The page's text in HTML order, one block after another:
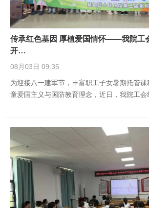
传承红色基因 厚植爱国情怀——我院工
开…
08月03日 09:35
为迎接八一建军节，丰富职工子女暑期托管
童爱国主义与国防教育理念，近日，我院工会